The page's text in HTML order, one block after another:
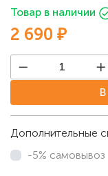
Товар в наличии
2 690 ₽
Дополнительные
-5% самовывоз